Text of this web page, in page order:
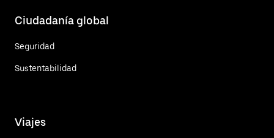
Ciudadanía global
Seguridad
Sustentabilidad
Viajes